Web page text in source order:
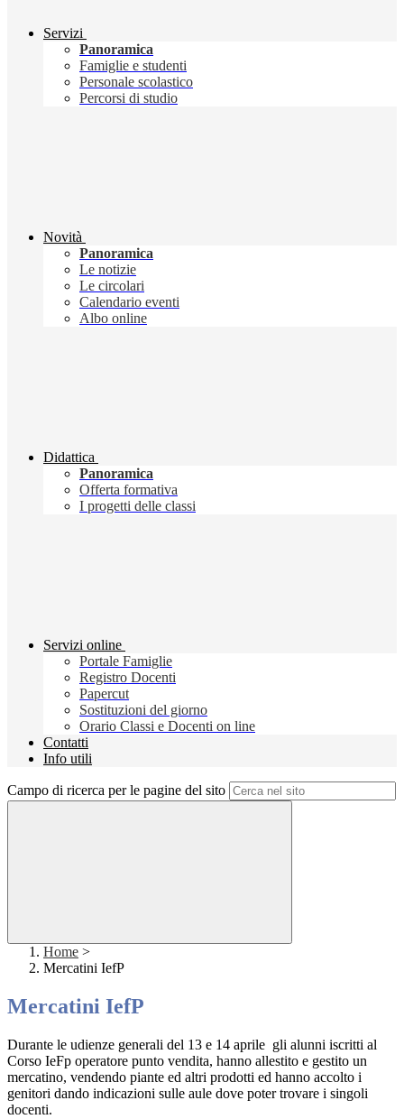
Servizi
Panoramica
Famiglie e studenti
Personale scolastico
Percorsi di studio
Novità
Panoramica
Le notizie
Le circolari
Calendario eventi
Albo online
Didattica
Panoramica
Offerta formativa
I progetti delle classi
Servizi online
Portale Famiglie
Registro Docenti
Papercut
Sostituzioni del giorno
Orario Classi e Docenti on line
Contatti
Info utili
Campo di ricerca per le pagine del sito
Home >
Mercatini IefP
Mercatini IefP
Durante le udienze generali del 13 e 14 aprile gli alunni iscritti al
Corso IeFp operatore punto vendita, hanno allestito e gestito un
mercatino, vendendo piante ed altri prodotti ed hanno accolto i
genitori dando indicazioni sulle aule dove poter trovare i singoli
docenti.